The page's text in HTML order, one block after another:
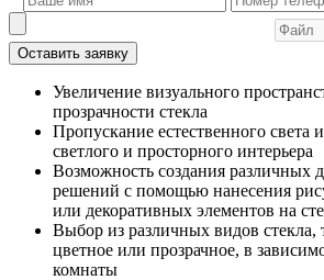
Оставить заявку
Увеличение визуального
прозрачности стекла
Пропускание естественного света
светлого и просторного интерьера
Возможность создания различных
решений с помощью нанесения
или декоративных элементов на
Выбор из различных видов стекла,
цветное или прозрачное, в
комнаты